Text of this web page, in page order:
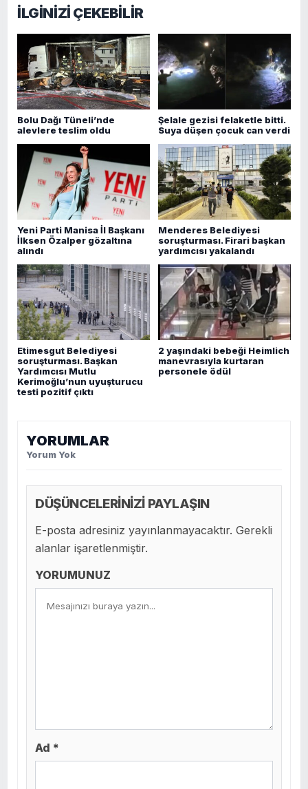
İLGİNİZİ ÇEKEBİLİR
Bolu Dağı Tüneli’nde
alevlere teslim oldu
Şelale gezisi felaketle bitti.
Suya düşen çocuk can verdi
Yeni Parti Manisa İl Başkanı
İlksen Özalper gözaltına
alındı
Menderes Belediyesi
soruşturması. Firari başkan
yardımcısı yakalandı
Etimesgut Belediyesi
soruşturması. Başkan
Yardımcısı Mutlu
Kerimoğlu’nun uyuşturucu
testi pozitif çıktı
2 yaşındaki bebeği Heimlich
manevrasıyla kurtaran
personele ödül
YORUMLAR
Yorum Yok
DÜŞÜNCELERİNİZİ PAYLAŞIN
E-posta adresiniz yayınlanmayacaktır. Gerekli
alanlar işaretlenmiştir.
YORUMUNUZ
Ad *